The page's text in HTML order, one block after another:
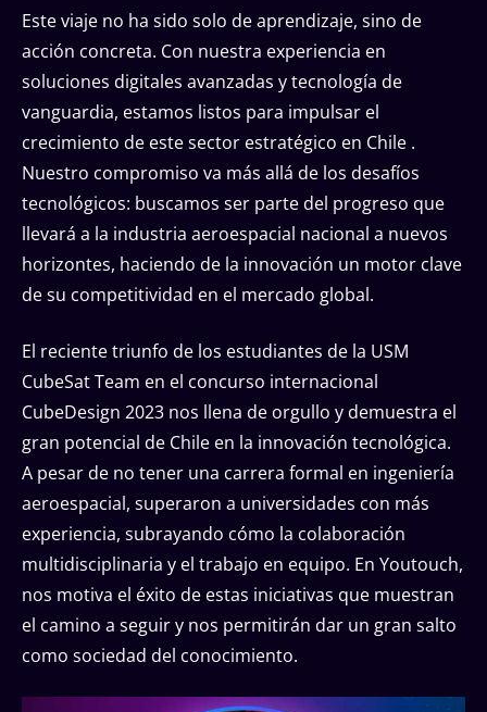
Este viaje no ha sido solo de aprendizaje, sino de
acción concreta. Con nuestra experiencia en
soluciones digitales avanzadas y tecnología de
vanguardia, estamos listos para impulsar el
crecimiento de este sector estratégico en Chile .
Nuestro compromiso va más allá de los desafíos
tecnológicos: buscamos ser parte del progreso que
llevará a la industria aeroespacial nacional a nuevos
horizontes, haciendo de la innovación un motor clave
de su competitividad en el mercado global.
El reciente triunfo de los estudiantes de la USM
CubeSat Team en el concurso internacional
CubeDesign 2023 nos llena de orgullo y demuestra el
gran potencial de Chile en la innovación tecnológica.
A pesar de no tener una carrera formal en ingeniería
aeroespacial, superaron a universidades con más
experiencia, subrayando cómo la colaboración
multidisciplinaria y el trabajo en equipo. En Youtouch,
nos motiva el éxito de estas iniciativas que muestran
el camino a seguir y nos permitirán dar un gran salto
como sociedad del conocimiento.